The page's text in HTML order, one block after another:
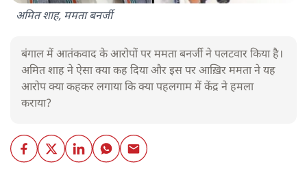
अमित शाह, ममता बनर्जी
बंगाल में आतंकवाद के आरोपों पर ममता बनर्जी ने पलटवार किया है।
अमित शाह ने ऐसा क्या कह दिया और इस पर आख़िर ममता ने यह
आरोप क्या कहकर लगाया कि क्या पहलगाम में केंद्र ने हमला
कराया?